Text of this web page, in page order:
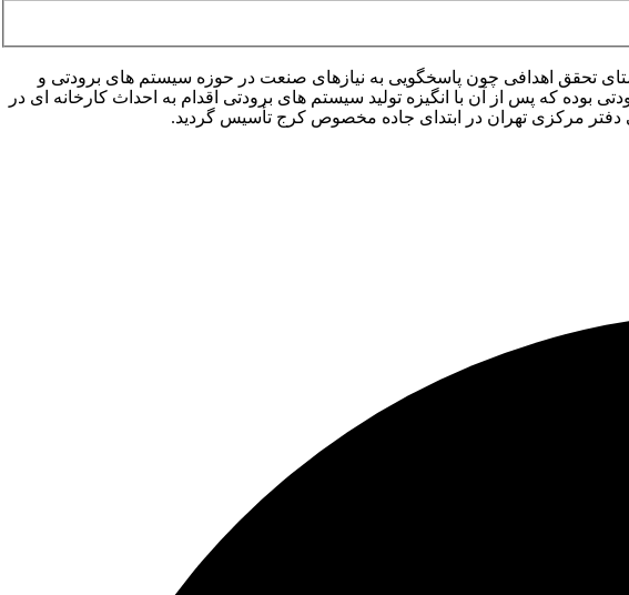
ملکی (سرماسل) صنایع برودتی ملکی (سرماسل) به مدیریت آقای عزیز ملکی در سال ۱۳۶۲ در راستای تحقق اهدافی چون پاسخگویی به نیازهای صنعت در حوزه سیستم های برودتی و
بوده که پس از آن با انگیزه تولید سیستم های برودتی اقدام به احداث کارخانه ای در